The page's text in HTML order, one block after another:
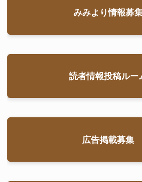
みみより情報募
読者情報投稿ルー
広告掲載募集